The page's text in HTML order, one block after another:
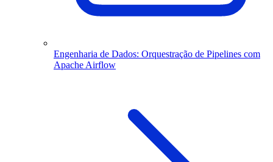
Engenharia de Dados: Orquestração de Pipelines com
Apache Airflow